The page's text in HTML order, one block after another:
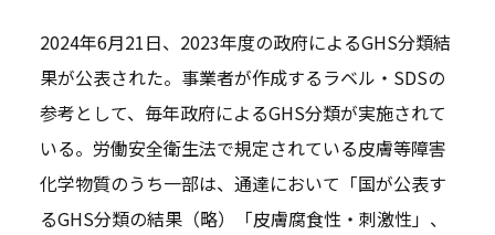
2024年6月21日、2023年度の政府によるGHS分類結
果が公表された。事業者が作成するラベル・SDSの
参考として、毎年政府によるGHS分類が実施されて
いる。労働安全衛生法で規定されている皮膚等障害
化学物質のうち一部は、通達において「国が公表す
るGHS分類の結果（略）「皮膚腐食性・刺激性」、